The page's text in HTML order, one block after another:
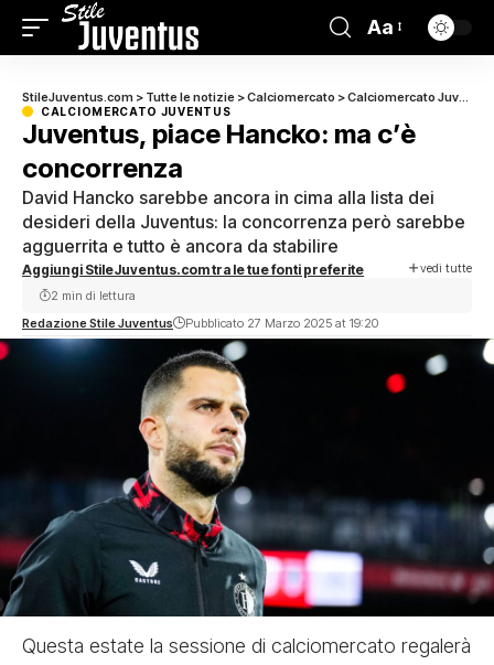
Aa
StileJuventus.com > Tutte le notizie >Calciomercato >Calciomercato Juventus
CALCIOMERCATO JUVENTUS
Juventus, piace Hancko: ma c’è
concorrenza
David Hancko sarebbe ancora in cima alla lista dei
desideri della Juventus: la concorrenza però sarebbe
agguerrita e tutto è ancora da stabilire
Aggiungi StileJuventus.com tra le tue fonti preferite vedi tutte
Redazione Stile Juventus Pubblicato 27 Marzo 2025 at 19:20
2 min di lettura
Questa estate la sessione di calciomercato regalerà